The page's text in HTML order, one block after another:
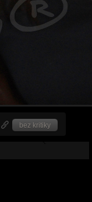
bez kritiky